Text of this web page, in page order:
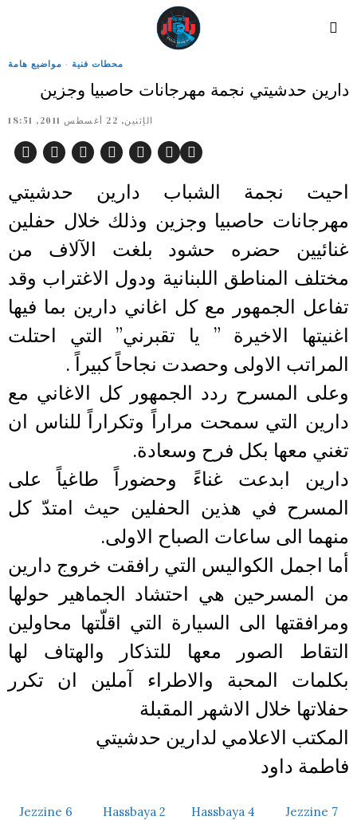
محطات فنية · مواضيع هامة
دارين حدشيتي نجمة مهرجانات حاصبيا وجزين
الإثنين, 22 أغسطس 2011, 18:51
احيت نجمة الشباب دارين حدشيتي
مهرجانات حاصبيا وجزين وذلك خلال حفلين
غنائيين حضره حشود بلغت الآلاف من
مختلف المناطق اللبنانية ودول الاغتراب وقد
تفاعل الجمهور مع كل اغاني دارين بما فيها
اغنيتها الاخيرة ” يا تقبرني” التي احتلت
المراتب الاولى وحصدت نجاحاً كبيراً .
وعلى المسرح ردد الجمهور كل الاغاني مع
دارين التي سمحت مراراً وتكراراً للناس ان
تغني معها بكل فرح وسعادة.
دارين ابدعت غناءً وحضوراً طاغياً على
المسرح في هذين الحفلين حيث امتدّ كل
منهما الى ساعات الصباح الاولى.
أما اجمل الكواليس التي رافقت خروج دارين
من المسرحين هي احتشاد الجماهير حولها
ومرافقتها الى السيارة التي اقلّتها محاولين
التقاط الصور معها للتذكار والهتاف لها
بكلمات المحبة والاطراء آملين ان تكرر
حفلاتها خلال الاشهر المقبلة
المكتب الاعلامي لدارين حدشيتي
فاطمة داود
Jezzine 7
Hassbaya 4
Hassbaya 2
Jezzine 6